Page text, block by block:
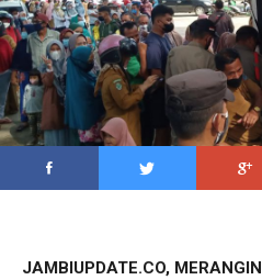
JAMBIUPDATE.CO, MERANGIN